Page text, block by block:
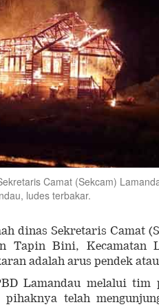
Camat (Sekcam)
ludes terbakar.
dinas Sekretaris Camat
Tapin Bini, Kecamatan
adalah arus pendek
Lamandau melalui tim
telah